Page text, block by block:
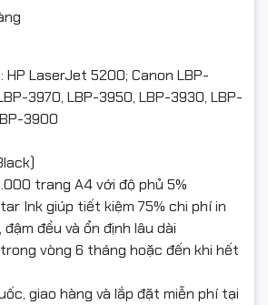
HP LaserJet 5200; Canon LBP-
3970, LBP-3950, LBP-3930, LBP-
3900
trang A4 với độ phủ 5%
Ink giúp tiết kiệm 75% chi phí in
đều và ổn định lâu dài
trong vòng 6 tháng hoặc đến khi hết
giao hàng và lắp đặt miễn phí tại